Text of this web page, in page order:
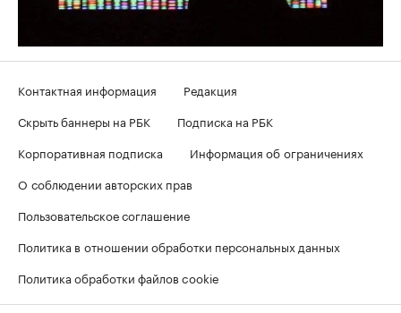
Контактная информация
Редакция
Скрыть баннеры на РБК
Подписка на РБК
Корпоративная подписка
Информация об ограничениях
О соблюдении авторских прав
Пользовательское соглашение
Политика в отношении обработки персональных данных
Политика обработки файлов cookie